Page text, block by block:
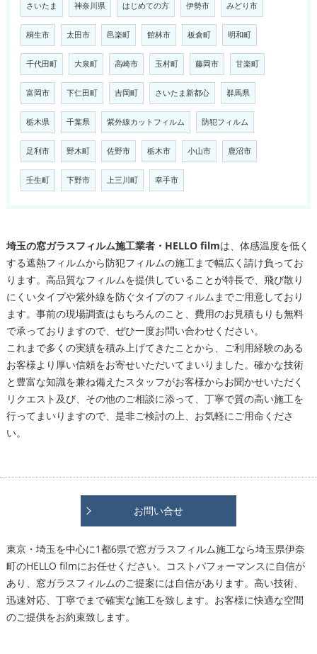
さいたま 神奈川県 はじめての方 伊勢市 みどり市
桐生市 太田市 邑楽町 館林市 板倉町 明和町
千代田町 大泉町 高崎市 玉村町 藤岡市 甘楽町
富岡市 下仁田町 吉岡町 さいたま新都心 群馬県
栃木県 千葉県 紫外線カットフィルム 防犯フィルム
足利市 野木町 佐野市 栃木市 小山市 鹿沼市
壬生町 下野市 上三川町 幸手市
埼玉の窓ガラスフィルム施工業者・HELLO filmは、体感温度を低く
する遮熱フィルムから防犯フィルムの施工まで幅広く請け負ってお
ります。高品質なフィルムを提供していることが特長で、飛び散り
にくいタイプや紫外線を防ぐタイプのフィルムまでご用意しており
ます。事前の現場調査はもちろんのこと、費用のお見積もりも無料
で承っておりますので、ぜひ一度お問い合わせください。
これまで多くの実績を積み上げてきたことから、ご利用経験のある
お客様より厚い信頼をお寄せいただいてまいりました。確かな技術
と豊富な知識を兼ね備えたスタッフがお客様からお聞かせいただく
リクエスト及び、その他のご相談に添って、丁寧で質の高い施工を
行ってまいりますので、是非ご検討の上、お気軽にご用命くださ
い。
お問い合せ
東京・埼玉を中心に1都6県で窓ガラスフィルム施工なら埼玉県伊奈
町のHELLO filmにお任せください。コストパフォーマンスに自信が
あり、窓ガラスフィルムのご提案には自信があります。高い技術、
迅速対応、丁寧でまで確実な施工を致します。お客様に快適な空間
のご提供をお約束致します。